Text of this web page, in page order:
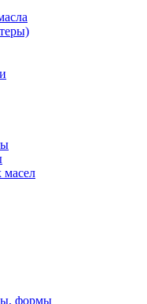
масел
формы